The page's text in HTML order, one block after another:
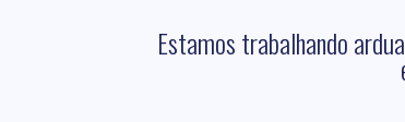
Estamos trabalhando